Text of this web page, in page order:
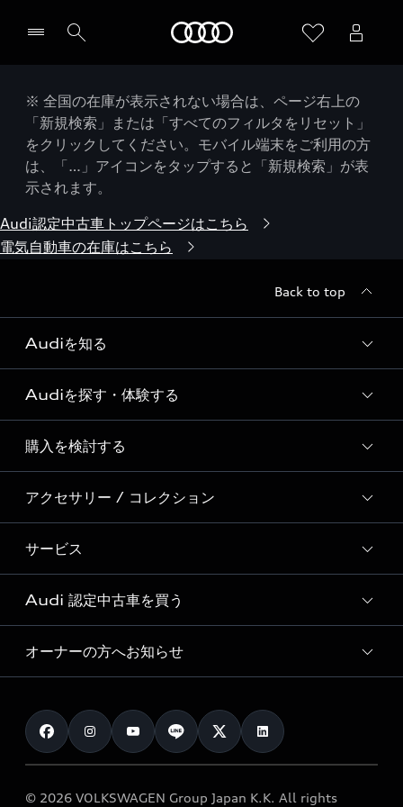
※ 全国の在庫が表示されない場合は、ページ右上の
「新規検索」または「すべてのフィルタをリセット」
をクリックしてください。モバイル端末をご利用の方
は、「…」アイコンをタップすると「新規検索」が表
示されます。
Audi認定中古車トップページはこちら
電気自動車の在庫はこちら
Back to top
Audiを知る
Audi ブランド
Story of Progress
Audi Sport
Formula 1®
デジタルサービス
Audiを探す・体験する
ディーラー検索
新車在庫検索
試乗車・展示車検索
見積り依頼
試乗予約
購入を検討する
モデル一覧
特別仕様モデル / 限定モデル
e-tronラインアップ
価格シミュレーション
車両比較
カタログ一覧
アクセサリー / コレクション
純正アクセサリー
オンラインショップ
Audi collection
アウディナビアプリ
サービス
サービス入庫予約
サービスプログラム
メンテナンス
車検 / 定期点検
e-tronアフターサポート
Audi 認定中古車を買う
Audi認定中古車
クオリティ
保証
メンテナンス
オーナーの方へお知らせ
お知らせ
オーナー様向けキャンペーン
© 2026 VOLKSWAGEN Group Japan K.K. All rights